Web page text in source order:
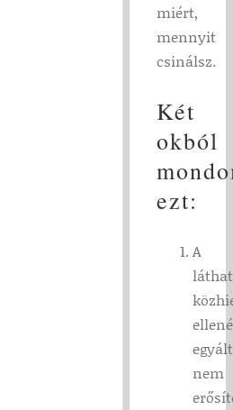
miért,
mennyit
csinálsz.
Két
okból
ezt:
A
nem